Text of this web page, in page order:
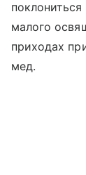
малого
приходах
мед.